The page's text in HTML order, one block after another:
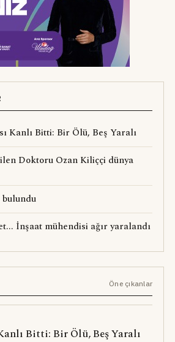
Kanlı Bitti: Bir Ölü, Beş Yaralı
Doktoru Ozan Kiliççi dünya
İnşaat mühendisi ağır yaralandı
Öne çıkanlar
Bitti: Bir Ölü, Beş Yaralı